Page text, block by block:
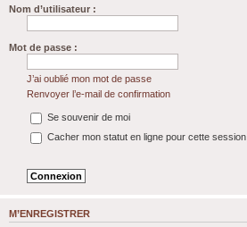
Nom d’utilisateur :
Mot de passe :
J’ai oublié mon mot de passe
Renvoyer l’e-mail de confirmation
Se souvenir de moi
Cacher mon statut en ligne pour cette session
M’ENREGISTRER